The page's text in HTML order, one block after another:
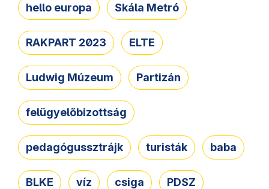
hello europa Skála Metró
RAKPART 2023 ELTE
Ludwig Múzeum Partizán
felügyelőbizottság
pedagógussztrájk turisták baba
BLKE víz csiga PDSZ